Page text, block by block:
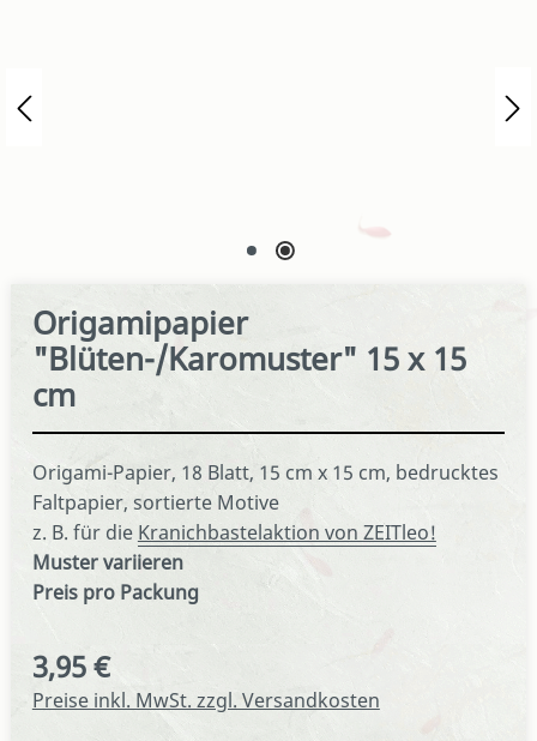
Origamipapier
"Blüten-/Karomuster" 15 x 15
cm
Origami-Papier, 18 Blatt, 15 cm x 15 cm, bedrucktes
Faltpapier, sortierte Motive
z. B. für die Kranichbastelaktion von ZEITleo!
Muster variieren
Preis pro Packung
Regulärer Preis:
3,95 €
Preise inkl. MwSt. zzgl. Versandkosten